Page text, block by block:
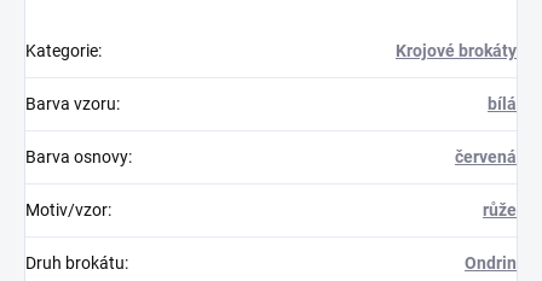
Kategorie: Krojové brokáty
Barva vzoru: bílá
Barva osnovy: červená
Motiv/vzor: růže
Druh brokátu: Ondrin